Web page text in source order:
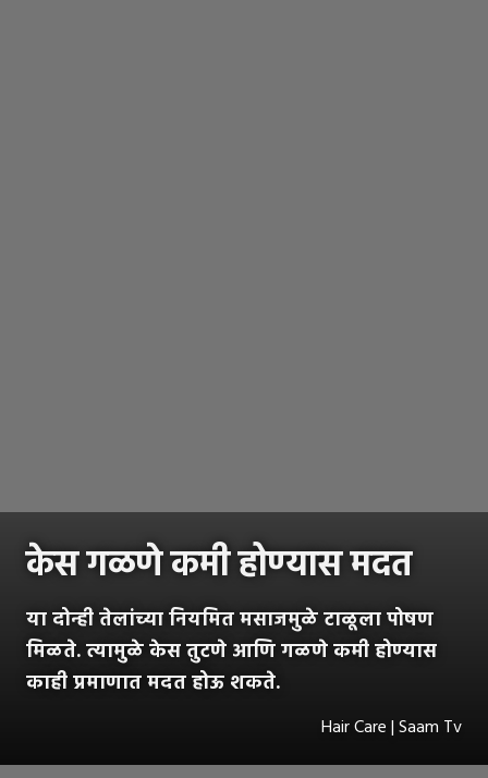
केस गळणे कमी होण्यास मदत
या दोन्ही तेलांच्या नियमित मसाजमुळे टाळूला पोषण
मिळते. त्यामुळे केस तुटणे आणि गळणे कमी होण्यास
काही प्रमाणात मदत होऊ शकते.
Hair Care | Saam Tv